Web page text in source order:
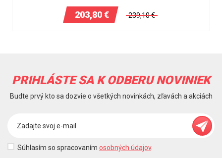
203,80€ 239,10€
PRIHLÁSTE SA K ODBERU NOVINIEK
Budte prvý kto sa dozvie o všetkých novinkách, zľavách a akciách
Súhlasím so spracovaním osobných údajov.